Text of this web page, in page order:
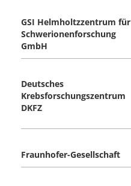
GSI Helmholtzzentrum für
Schwerionenforschung
GmbH
Deutsches
Krebsforschungszentrum
DKFZ
Fraunhofer-Gesellschaft